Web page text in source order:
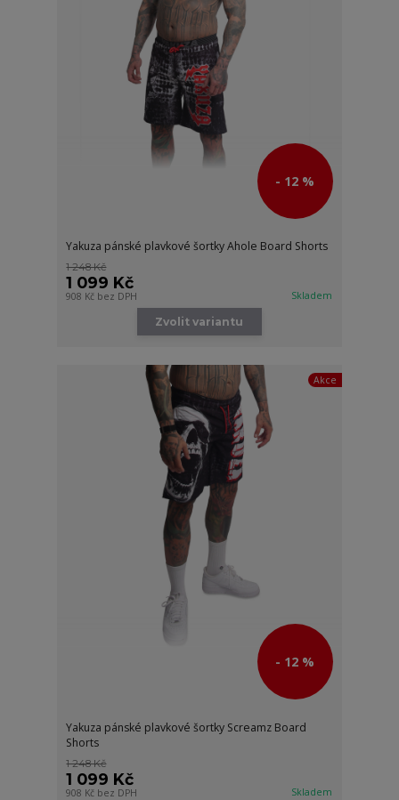
- 12 %
Yakuza pánské plavkové šortky Ahole Board Shorts
1 248 Kč
1 099 Kč
908 Kč bez DPH Skladem
Zvolit variantu
Akce
- 12 %
Yakuza pánské plavkové šortky Screamz Board
Shorts
1 248 Kč
1 099 Kč
908 Kč bez DPH Skladem